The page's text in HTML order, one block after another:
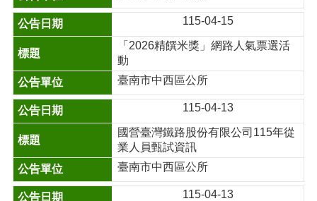
115-04-15
「2026精饌米獎」網路人氣票選活
動
臺南市中西區公所
115-04-13
國營臺灣鐵路股份有限公司115年從
業人員甄試資訊
臺南市中西區公所
115-04-13